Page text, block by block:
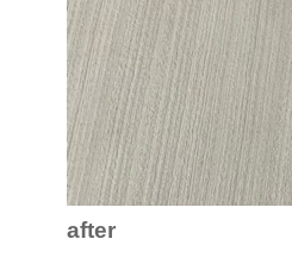
after